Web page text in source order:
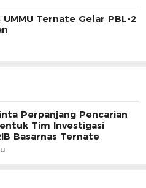
UMMU Ternate Gelar PBL-2
Perpanjang Pencarian
Tim Investigasi
Basarnas Ternate